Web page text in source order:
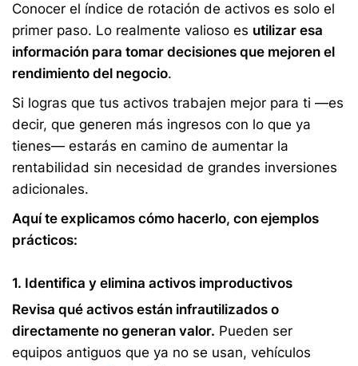
Conocer el índice de rotación de activos es solo el
primer paso. Lo realmente valioso es utilizar esa
información para tomar decisiones que mejoren el
rendimiento del negocio.
Si logras que tus activos trabajen mejor para ti —es
decir, que generen más ingresos con lo que ya
tienes— estarás en camino de aumentar la
rentabilidad sin necesidad de grandes inversiones
adicionales.
Aquí te explicamos cómo hacerlo, con ejemplos
prácticos:
1. Identifica y elimina activos improductivos
Revisa qué activos están infrautilizados o
directamente no generan valor. Pueden ser
equipos antiguos que ya no se usan, vehículos